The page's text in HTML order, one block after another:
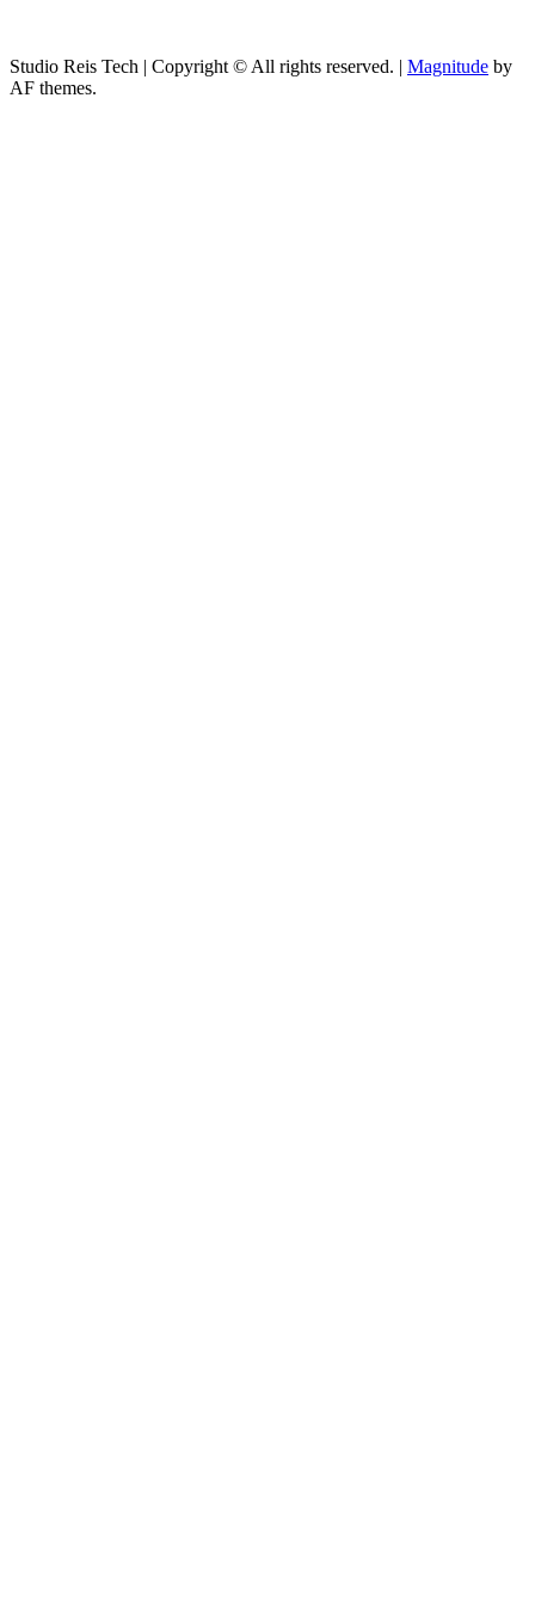
Studio Reis Tech | Copyright © All rights reserved. | Magnitude by
AF themes.